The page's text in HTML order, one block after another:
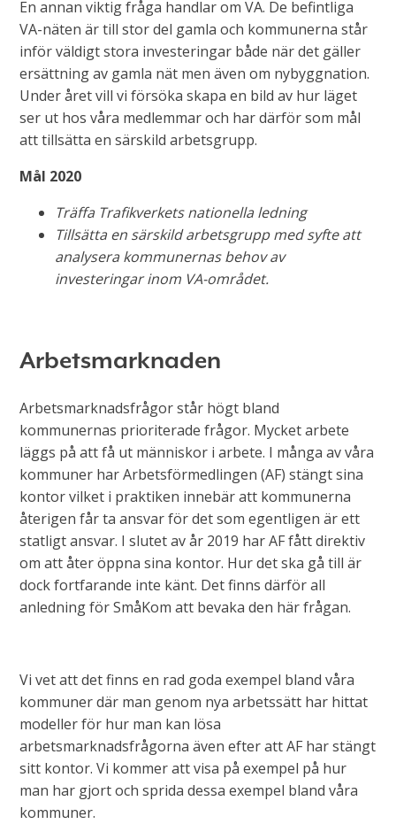
En annan viktig fråga handlar om VA. De befintliga
VA-näten är till stor del gamla och kommunerna står
inför väldigt stora investeringar både när det gäller
ersättning av gamla nät men även om nybyggnation.
Under året vill vi försöka skapa en bild av hur läget
ser ut hos våra medlemmar och har därför som mål
att tillsätta en särskild arbetsgrupp.
Mål 2020
Träffa Trafikverkets nationella ledning
Tillsätta en särskild arbetsgrupp med syfte att
analysera kommunernas behov av
investeringar inom VA-området.
Arbetsmarknaden
Arbetsmarknadsfrågor står högt bland
kommunernas prioriterade frågor. Mycket arbete
läggs på att få ut människor i arbete. I många av våra
kommuner har Arbetsförmedlingen (AF) stängt sina
kontor vilket i praktiken innebär att kommunerna
återigen får ta ansvar för det som egentligen är ett
statligt ansvar. I slutet av år 2019 har AF fått direktiv
om att åter öppna sina kontor. Hur det ska gå till är
dock fortfarande inte känt. Det finns därför all
anledning för SmåKom att bevaka den här frågan.
Vi vet att det finns en rad goda exempel bland våra
kommuner där man genom nya arbetssätt har hittat
modeller för hur man kan lösa
arbetsmarknadsfrågorna även efter att AF har stängt
sitt kontor. Vi kommer att visa på exempel på hur
man har gjort och sprida dessa exempel bland våra
kommuner.